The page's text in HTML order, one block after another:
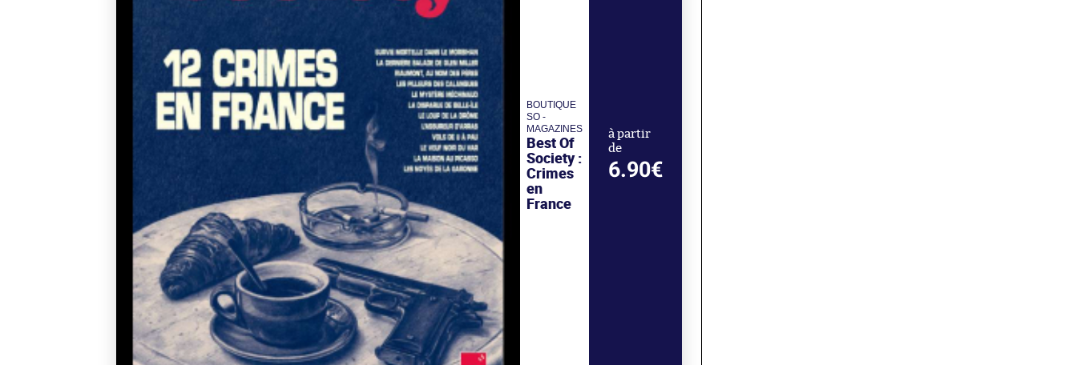
BOUTIQUE
SO -
MAGAZINES
Best Of
Society :
Crimes
en
France
à partir
de
6.90€